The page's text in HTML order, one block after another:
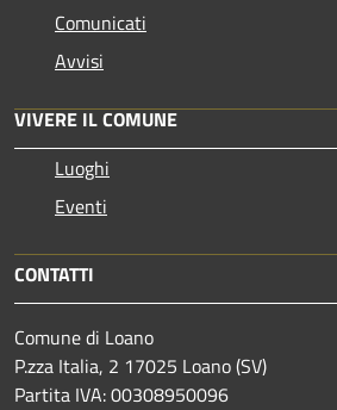
Comunicati
Avvisi
VIVERE IL COMUNE
Luoghi
Eventi
CONTATTI
Comune di Loano
P.zza Italia, 2 17025 Loano (SV)
Partita IVA: 00308950096